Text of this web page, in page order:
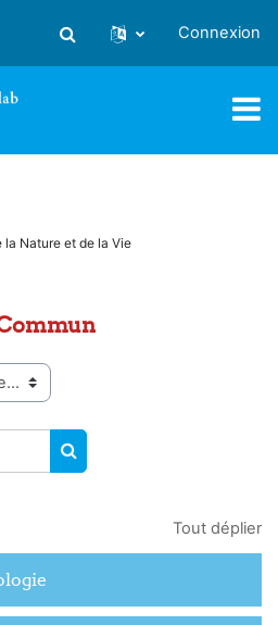
Activer/désactiver la saisie
Connexion
Nature et de la Vie
RECHERCHER DES
Tout déplier